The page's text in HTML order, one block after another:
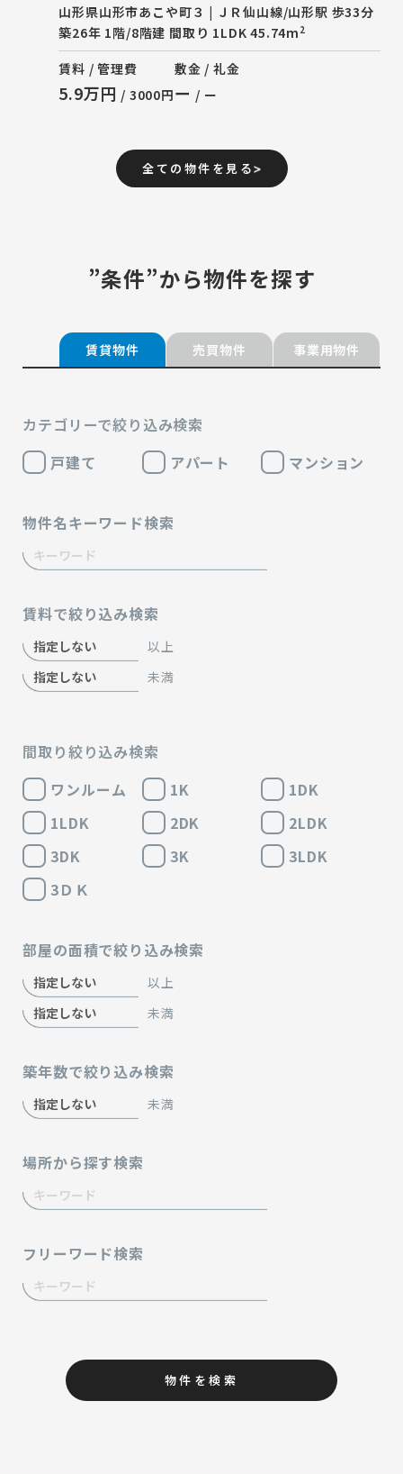
山形県山形市あこや町３ | ＪＲ仙山線/山形駅 歩33分
築26年 1階/8階建 間取り 1LDK 45.74m 2
賃料 / 管理費
5.9万円 / 3000円
敷金 / 礼金
ー / ー
全ての物件を見る
”条件”から物件を探す
賃貸物件 売買物件 事業用物件
カテゴリーで絞り込み検索
戸建て
アパート マンション
物件名キーワード検索
賃料で絞り込み検索
以上
未満
間取り絞り込み検索
ワンルーム
1K
1DK
1LDK
2DK
2LDK
3DK
3K
3LDK
3ＤＫ
部屋の面積で絞り込み検索
以上
未満
築年数で絞り込み検索
未満
場所から探す検索
フリーワード検索
物件を検索